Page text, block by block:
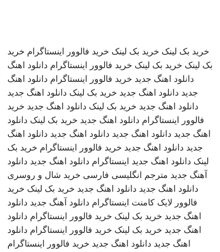
خرید بک لینک خرید بک لینک خرید فالوور اینستاگرام خرید
بک لینک خرید بک لینک خرید فالوور اینستاگرام دانلود اهنگ
دانلود اهنگ جدید خرید فالوور اینستاگرام دانلود اهنگ
جدید دانلود اهنگ جدید خرید بک لینک دانلود اهنگ جدید
دانلود اهنگ جدید خرید بک لینک دانلود اهنگ جدید خرید
فالوور اینستاگرام دانلود اهنگ جدید خرید بک لینک دانلود
اهنگ جدید دانلود اهنگ جدید دانلود اهنگ جدید دانلود اهنگ
جدید دانلود اهنگ جدید خرید فالوور اینستاگرام خرید بک
لینک دانلود اهنگ جدید اینستاگرام دانلود اهنگ جدید دانلود
آهنگ جدید مترجم انگلیسی فارسی خرید شال و روسری
دانلود اهنگ جدید دانلود اهنگ جدید خرید بک لینک خرید
فالوور لایک کامنت اینستاگرام دانلود آهنگ جدید دانلود
اهنگ جدید خرید بک لینک خرید فالوور اینستاگرام دانلود
اهنگ جدید خرید بک لینک خرید فالوور اینستاگرام دانلود
اهنگ جدید دانلود اهنگ جدید خرید فالوور اینستاگرام